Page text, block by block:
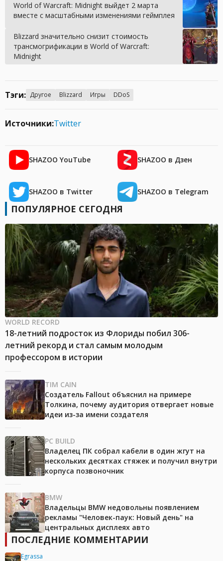
World of Warcraft: Midnight выйдет 2 марта
вместе с масштабными изменениями геймплея
Blizzard значительно снизит стоимость
трансмогрификации в World of Warcraft:
Midnight
Тэги: Другое Blizzard Игры DDoS
Источники:Twitter
SHAZOO YouTube SHAZOO в Дзен
SHAZOO в Twitter SHAZOO в Telegram
ПОПУЛЯРНОЕ СЕГОДНЯ
WORLD RECORD
18-летний подросток из Флориды побил 306-
летний рекорд и стал самым молодым
профессором в истории
TIM CAIN
Создатель Fallout объяснил на примере
Толкина, почему аудитория отвергает новые
идеи из-за имени создателя
PC BUILD
Владелец ПК собрал кабели в один жгут на
нескольких десятках стяжек и получил внутри
корпуса позвоночник
BMW
Владельцы BMW недовольны появлением
рекламы "Человек-паук: Новый день" на
центральных дисплеях авто
ПОСЛЕДНИЕ КОММЕНТАРИИ
Egrassa